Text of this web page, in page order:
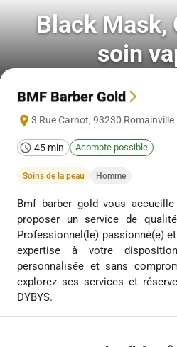
Black Mask,
soin
BMF Barber Gold
3 Rue Carnot, 93230 Romainville
45 min Acompte possible
Soins de la peau Homme
Bmf barber gold vous
proposer un service de
Professionnel(le) passionné(e)
expertise à votre
personnalisée et sans
explorez ses services et
DYBYS.